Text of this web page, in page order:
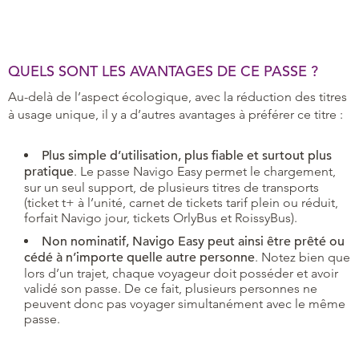
QUELS SONT LES AVANTAGES DE CE PASSE ?
Au-delà de l’aspect écologique, avec la réduction des titres
à usage unique, il y a d’autres avantages à préférer ce titre :
Plus simple d’utilisation, plus fiable et surtout plus
pratique. Le passe Navigo Easy permet le chargement,
sur un seul support, de plusieurs titres de transports
(ticket t+ à l’unité, carnet de tickets tarif plein ou réduit,
forfait Navigo jour, tickets OrlyBus et RoissyBus).
Non nominatif, Navigo Easy peut ainsi être prêté ou
cédé à n’importe quelle autre personne. Notez bien que
lors d’un trajet, chaque voyageur doit posséder et avoir
validé son passe. De ce fait, plusieurs personnes ne
peuvent donc pas voyager simultanément avec le même
passe.